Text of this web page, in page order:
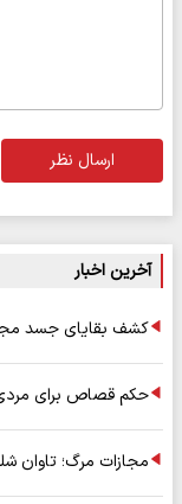
ارسال نظر
آخرین اخبار
کشف بقایای جسد
حکم قصاص برای
مجازات مرگ؛ تاوان